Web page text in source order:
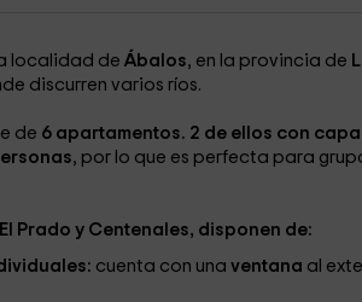
localidad de Ábalos, en la provincia de
discurren varios ríos.
de 6 apartamentos. 2 de ellos con
, por lo que es perfecta para
Prado y Centenales, disponen de:
cuenta con una ventana al